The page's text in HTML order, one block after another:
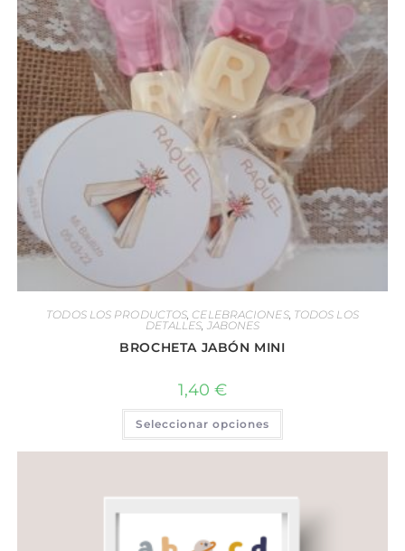
TODOS LOS PRODUCTOS, CELEBRACIONES, TODOS LOS
DETALLES, JABONES
BROCHETA JABÓN MINI
1,40€
Seleccionar opciones